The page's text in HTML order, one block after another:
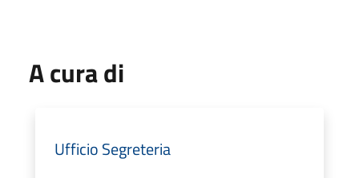
A cura di
Ufficio Segreteria